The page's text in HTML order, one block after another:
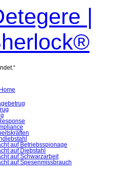
|
Home
auf Betriebsspionage
auf Diebstahl
auf Schwarzarbeit
auf Spesenmissbrauch